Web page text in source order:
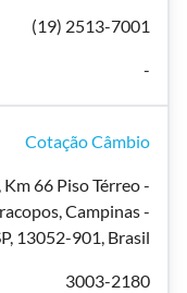
(19) 2513-7001
-
Cotação Câmbio
66 Piso Térreo -
Campinas -
13052-901, Brasil
3003-2180